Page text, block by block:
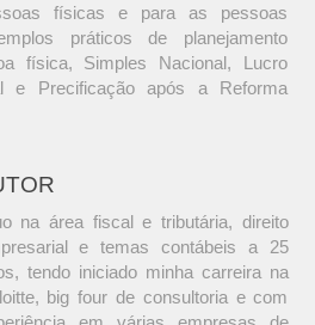
físicas e para as pessoas
práticos de planejamento
física, Simples Nacional, Lucro
e Precificação após a Reforma
na área fiscal e tributária, direito
e temas contábeis a 25
tendo iniciado minha carreira na
big four de consultoria e com